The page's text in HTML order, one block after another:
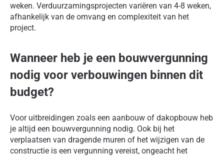
weken. Verduurzamingsprojecten variëren van 4-8 weken,
afhankelijk van de omvang en complexiteit van het
project.
Wanneer heb je een bouwvergunning
nodig voor verbouwingen binnen dit
budget?
Voor uitbreidingen zoals een aanbouw of dakopbouw heb
je altijd een bouwvergunning nodig. Ook bij het
verplaatsen van dragende muren of het wijzigen van de
constructie is een vergunning vereist, ongeacht het